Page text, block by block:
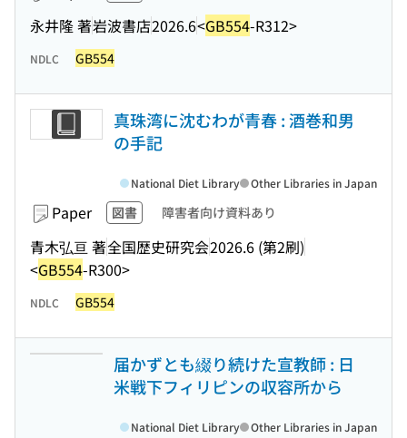
永井隆 著岩波書店2026.6<GB554-R312>
NDLC GB554
真珠湾に沈むわが青春 : 酒巻和男
の手記
Paper 図書 障害者向け資料あり
青木弘亘 著全国歴史研究会2026.6 (第2刷)
<GB554-R300>
National Diet Library Other Libraries in Japan
NDLC GB554
届かずとも綴り続けた宣教師 : 日
米戦下フィリピンの収容所から
National Diet Library Other Libraries in Japan